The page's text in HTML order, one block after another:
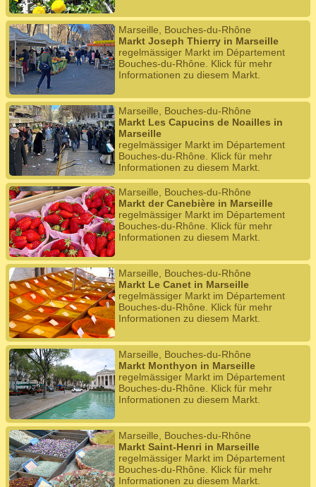
Marseille, Bouches-du-Rhône
Markt Joseph Thierry in Marseille
regelmässiger Markt im Département
Bouches-du-Rhône. Klick für mehr
Informationen zu diesem Markt.
Marseille, Bouches-du-Rhône
Markt Les Capucins de Noailles in
Marseille
regelmässiger Markt im Département
Bouches-du-Rhône. Klick für mehr
Informationen zu diesem Markt.
Marseille, Bouches-du-Rhône
Markt der Canebière in Marseille
regelmässiger Markt im Département
Bouches-du-Rhône. Klick für mehr
Informationen zu diesem Markt.
Marseille, Bouches-du-Rhône
Markt Le Canet in Marseille
regelmässiger Markt im Département
Bouches-du-Rhône. Klick für mehr
Informationen zu diesem Markt.
Marseille, Bouches-du-Rhône
Markt Monthyon in Marseille
regelmässiger Markt im Département
Bouches-du-Rhône. Klick für mehr
Informationen zu diesem Markt.
Marseille, Bouches-du-Rhône
Markt Saint-Henri in Marseille
regelmässiger Markt im Département
Bouches-du-Rhône. Klick für mehr
Informationen zu diesem Markt.